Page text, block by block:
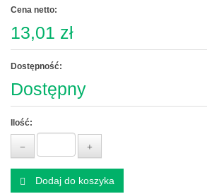
Cena netto:
13,01 zł
Dostępność:
Dostępny
Ilość:
Dodaj do koszyka